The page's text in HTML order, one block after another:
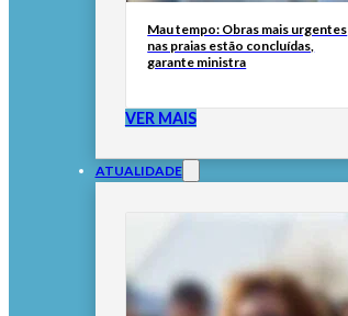
Mau tempo: Obras mais urgentes
nas praias estão concluídas,
garante ministra
VER MAIS
ATUALIDADE